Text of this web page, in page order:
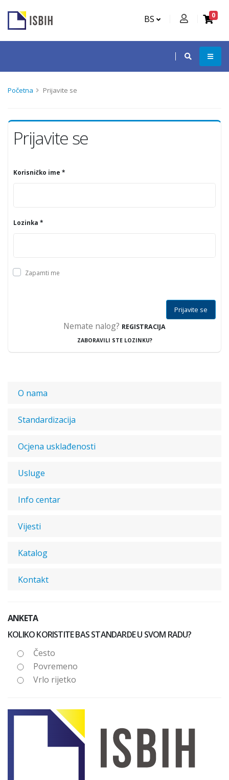
BS 0
Početna Prijavite se
Prijavite se
Korisničko ime *
Lozinka *
Zapamti me
Prijavite se
Nemate nalog? REGISTRACIJA
ZABORAVILI STE LOZINKU?
O nama
Standardizacija
Ocjena usklađenosti
Usluge
Info centar
Vijesti
Katalog
Kontakt
ANKETA
KOLIKO KORISTITE BAS STANDARDE U SVOM RADU?
Često
Povremeno
Vrlo rijetko